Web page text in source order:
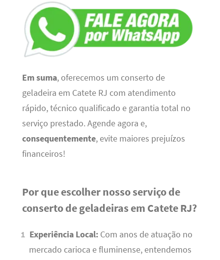
Em suma, oferecemos um conserto de
geladeira em Catete RJ com atendimento
rápido, técnico qualificado e garantia total no
serviço prestado. Agende agora e,
consequentemente, evite maiores prejuízos
financeiros!
Por que escolher nosso serviço de
conserto de geladeiras em Catete RJ?
Experiência Local: Com anos de atuação no
mercado carioca e fluminense, entendemos